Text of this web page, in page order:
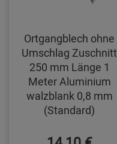
Ortgangblech ohne
Umschlag Zuschnitt
250 mm Länge 1
Meter Aluminium
walzblank 0,8 mm
(Standard)